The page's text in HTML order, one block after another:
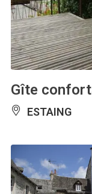
Gîte
ESTAING